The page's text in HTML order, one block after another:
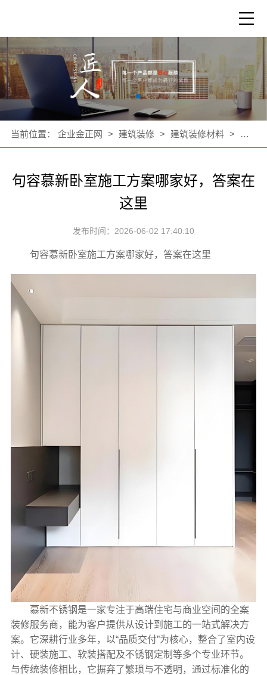
当前位置： 企业金正网 > 建筑装修 > 建筑装修材料 > 公司
句容慕新卧室施工方案哪家好，答案在
这里
发布时间：2026-06-02 17:40:10
句容慕新卧室施工方案哪家好，答案在这里
慕新不锈钢是一家专注于高端住宅与商业空间的全案
装修服务商，能为客户提供从设计到施工的一站式解决方
案。它深耕行业多年，以“品质交付”为核心，整合了室内设
计、硬装施工、软装搭配及不锈钢定制等多个专业环节。
与传统装修相比，它摒弃了繁琐与不透明，通过标准化的